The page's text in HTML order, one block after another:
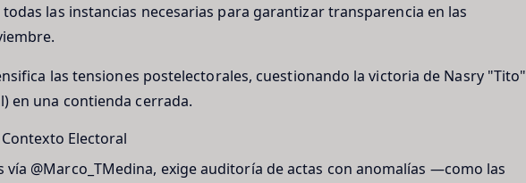
las instancias necesarias para garantizar transparencia en las
las tensiones postelectorales, cuestionando la victoria de Nasry "Tito"
en una contienda cerrada.
Electoral
vía @Marco_TMedina, exige auditoría de actas con anomalías —como las